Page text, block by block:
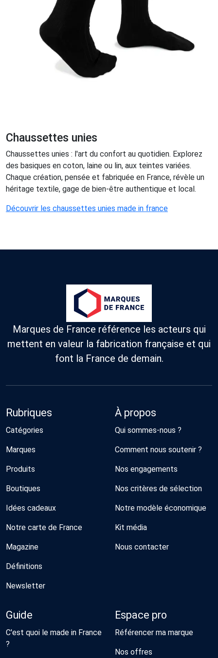
Chaussettes unies
Chaussettes unies : l'art du confort au quotidien. Explorez
des basiques en coton, laine ou lin, aux teintes variées.
Chaque création, pensée et fabriquée en France, révèle un
héritage textile, gage de bien-être authentique et local.
Découvrir les chaussettes unies made in france
Marques de France référence les acteurs qui
mettent en valeur la fabrication française et qui
font la France de demain.
Rubriques
Catégories
Marques
Produits
Boutiques
Idées cadeaux
Notre carte de France
Magazine
Définitions
Newsletter
À propos
Qui sommes-nous ?
Comment nous soutenir ?
Nos engagements
Nos critères de sélection
Notre modèle économique
Kit média
Nous contacter
Guide
C'est quoi le made in France
?
Espace pro
Référencer ma marque
Nos offres